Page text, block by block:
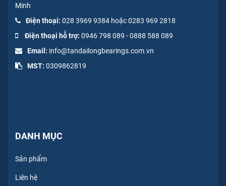
Minh
Điện thoại: 028 3969 9384 hoặc 0283 969 2818
Điện thoại hỗ trợ: 0946 798 089 -0888 588 089
Email: info@tandailongbearings.com.vn
MST: 0309862819
DANH MỤC
Sản phẩm
Liên hệ